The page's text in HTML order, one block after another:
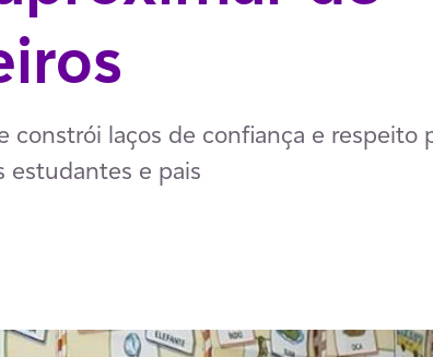
constrói laços de confiança e respeito
estudantes e pais